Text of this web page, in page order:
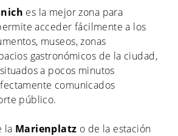
es la mejor zona para
acceder fácilmente a los
museos, zonas
gastronómicos de la ciudad,
a pocos minutos
comunicados
público.
la Marienplatz o de la estación